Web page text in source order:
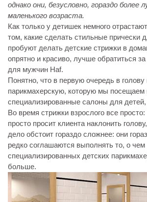
однако они, безусловно, гораздо
маленького возраста.
Как только у детишек немного
том, какие сделать стильные
пробуют делать детские стрижки в
опрятно и красиво, лучше обратиться
для мужчин Haf.
Понятно, что в первую очередь в
парикмахерскую, которую мы посещаем
специализированные салоны для
Во время стрижки взрослого все
просто просит клиента наклонить
дело обстоит гораздо сложнее: они
редко соглашаются выполнять то, о
специализированных детских
больше.